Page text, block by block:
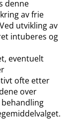
denne
av frie
utvikling av
intuberes og
eventuelt
ofte etter
over